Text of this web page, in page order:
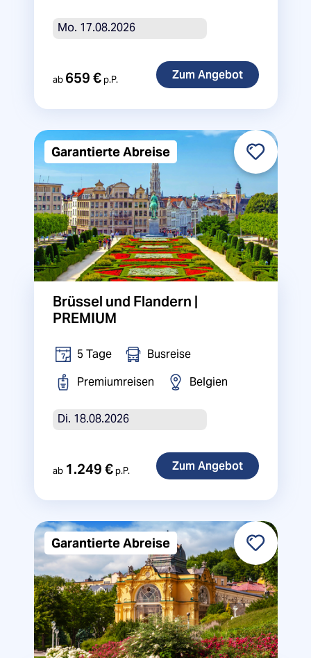
Mo. 17.08.2026
ab 659 €p.P.
Garantierte Abreise
Brüssel und Flandern |
PREMIUM
5 Tage
Busreise
Premiumreisen
Belgien
Di. 18.08.2026
ab 1.249 €p.P.
Garantierte Abreise